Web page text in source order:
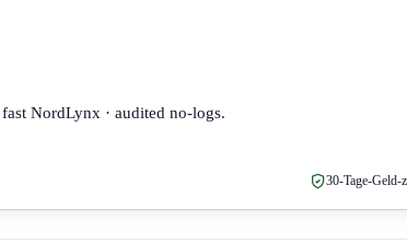
NordLynx · audited no-logs.
30-Tage-Geld-